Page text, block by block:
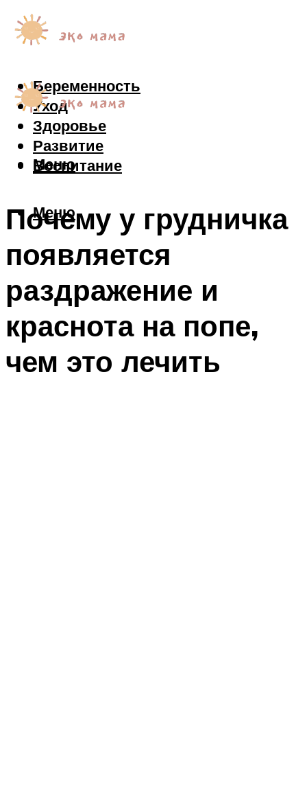
Беременность
Уход
Здоровье
Развитие
Воспитание
Меню
Меню
Почему у грудничка
появляется
раздражение и
краснота на попе,
чем это лечить